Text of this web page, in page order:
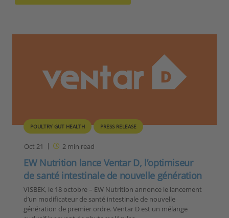
POULTRY GUT HEALTH PRESS RELEASE
Oct 21 2min read
EW Nutrition lance Ventar D, l’optimiseur
de santé intestinale de nouvelle génération
VISBEK, le 18 octobre – EW Nutrition annonce le lancement
d’un modificateur de santé intestinale de nouvelle
génération de premier ordre. Ventar D est un mélange